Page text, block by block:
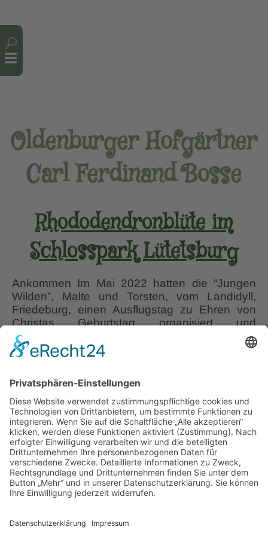
Oldenburger Hofgärtner
Carl Ferdinand Bosse
Rhododendronblüte im
Schlosspark Lütetsburg
Ankommen Im Mai 2022 hatten die “Jungen
Wilden”, Malte und Torsten, vom Landidyll,
Friedeburg, einen Ausflugstag zu Ehren von
Christas Geburtstag organisiert und
überraschten uns mit einem Besuch des
Schlossparks Lütetsburg im Norden
romantischen Landschaftsmalereien Caspar
David Friedrichs. Ich musste ihn einfach bitten,
…Rhododendronblüte
im
Schlosspark
Lütetsburg
Liebe Leser! Ihr könnt euch per E-Mail
informieren lassen, wenn neue Artikel auf
Wurzerlsgarten erscheinen.Folgt dafür einfach
diesem Link und gebt dort eure E-Mailadresse
10. Februar 2023